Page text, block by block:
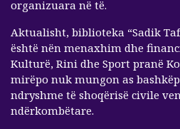
organizuara në të.
Aktualisht, biblioteka “Sadik
është nën menaxhim dhe
Kulturë, Rini dhe Sport pranë
mirëpo nuk mungon as
ndryshme të shoqërisë civile
ndërkombëtare.